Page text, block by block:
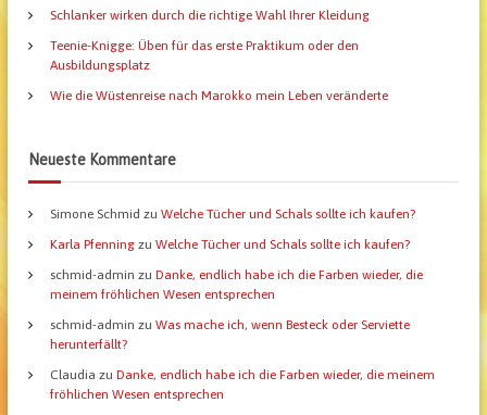
c
h
Schlanker wirken durch die richtige Wahl Ihrer Kleidung
Teenie-Knigge: Üben für das erste Praktikum oder den
Ausbildungsplatz
Wie die Wüstenreise nach Marokko mein Leben veränderte
Neueste Kommentare
Simone Schmid zuWelche Tücher und Schals sollte ich kaufen?
Karla Pfenning zuWelche Tücher und Schals sollte ich kaufen?
schmid-admin zuDanke, endlich habe ich die Farben wieder, die
meinem fröhlichen Wesen entsprechen
schmid-admin zuWas mache ich, wenn Besteck oder Serviette
herunterfällt?
Claudia zuDanke, endlich habe ich die Farben wieder, die meinem
fröhlichen Wesen entsprechen